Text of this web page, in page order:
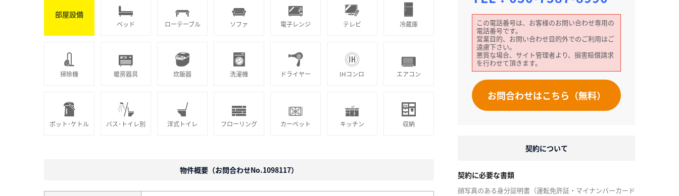
この電話番号は、お客様のお問い合わせ専用の
電話番号です。
営業目的、お問い合わせ目的外でのご利用はご
遠慮下さい。
悪質な場合、サイト管理者より、損害賠償請求
を行わせて頂きます。
お問合わせはこちら（無料）
契約について
契約に必要な書類
顔写真のある身分証明書（運転免許証・マイナンバーカード
部屋設備
ベッド ローテーブル ソファ 電子レンジ テレビ 冷蔵庫
掃除機 暖房器具 炊飯器 洗濯機 ドライヤー IHコンロ エアコン
ポット･ケトル バス･トイレ別 洋式トイレ フローリング カーペット キッチン 収納
物件概要（お問合わせNo.1098117）